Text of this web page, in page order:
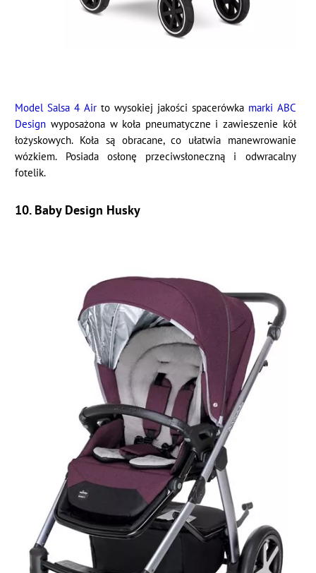
Model Salsa 4 Air to wysokiej jakości spacerówka marki ABC
Design wyposażona w koła pneumatyczne i zawieszenie kół
łożyskowych. Koła są obracane, co ułatwia manewrowanie
wózkiem. Posiada osłonę przeciwsłoneczną i odwracalny
fotelik.
10. Baby Design Husky